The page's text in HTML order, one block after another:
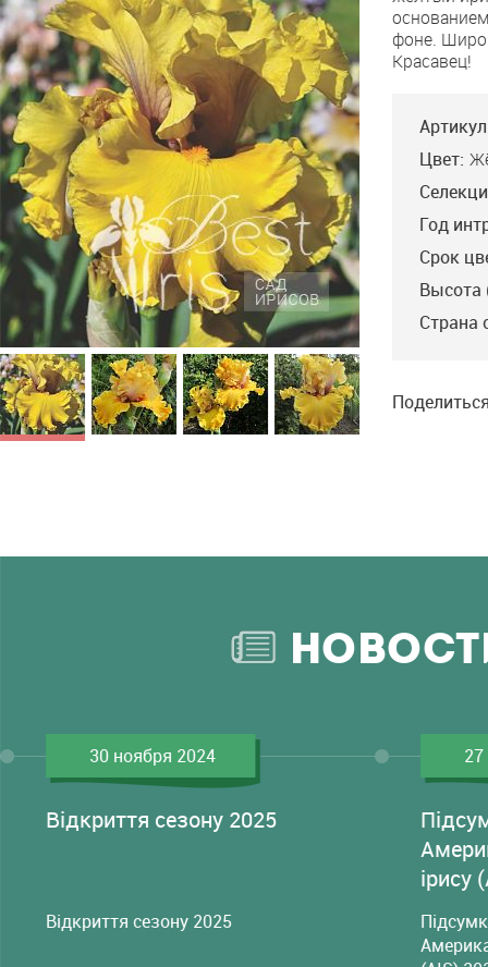
фоне.
Красавец!
Цвет:
Год
Срок
Высота
Страна
30 ноября 2024
Відкриття сезону 2025
Відкриття сезону 2025
ірису